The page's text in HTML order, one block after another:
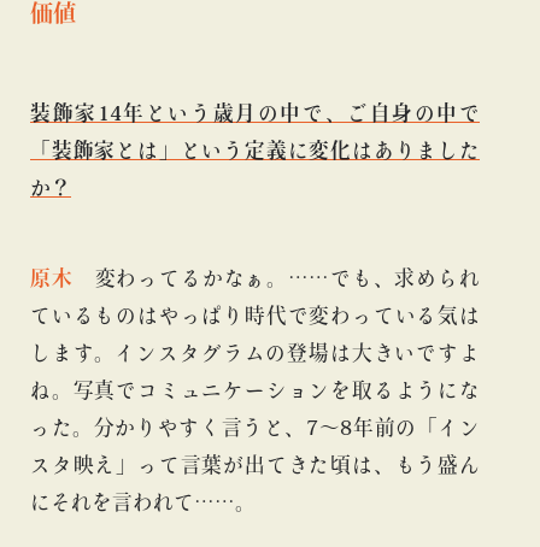
価値
装飾家14年という歳月の中で、ご自身の中で
「装飾家とは」という定義に変化はありました
か？
原木 変わってるかなぁ。……でも、求められ
ているものはやっぱり時代で変わっている気は
します。インスタグラムの登場は大きいですよ
ね。写真でコミュニケーションを取るようにな
った。分かりやすく言うと、7〜8年前の「イン
スタ映え」って言葉が出てきた頃は、もう盛ん
にそれを言われて……。